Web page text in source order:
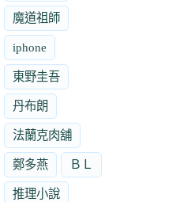
魔道祖師
iphone
東野圭吾
丹布朗
法蘭克肉舖
鄭多燕 ＢＬ
推理小說